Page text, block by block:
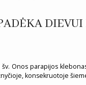
Onos parapijos
konsekruotoje